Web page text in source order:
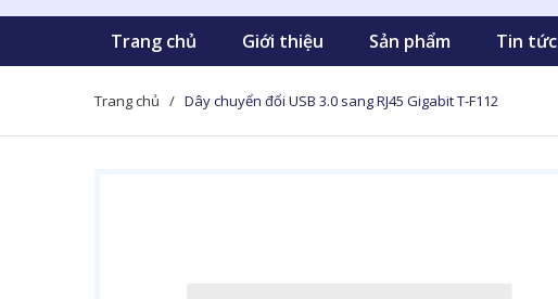
Trang chủ Giới thiệu Sản phẩm Tin tức
Trang chủ / Dây chuyển đổi USB 3.0 sang RJ45 Gigabit T-F112